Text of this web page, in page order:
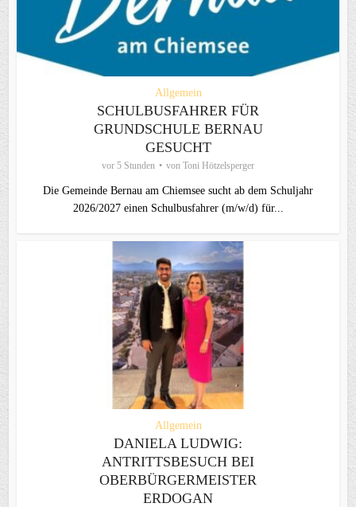
Allgemein
SCHULBUSFAHRER FÜR
GRUNDSCHULE BERNAU
GESUCHT
vor 5 Stunden von Toni Hötzelsperger
Die Gemeinde Bernau am Chiemsee sucht ab dem Schuljahr
2026/2027 einen Schulbusfahrer (m/w/d) für...
Allgemein
DANIELA LUDWIG:
ANTRITTSBESUCH BEI
OBERBÜRGERMEISTER
ERDOGAN